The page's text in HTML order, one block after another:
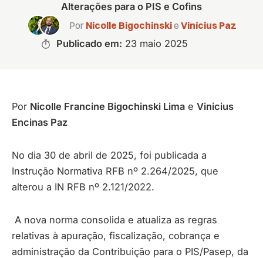
Alterações para o PIS e Cofins
Por Nicolle Bigochinskie Vinícius Paz
Publicado em: 23 maio 2025
Por Nicolle Francine Bigochinski Lima e Vinicius
Encinas Paz
No dia 30 de abril de 2025, foi publicada a
Instrução Normativa RFB nº 2.264/2025, que
alterou a IN RFB nº 2.121/2022.
A nova norma consolida e atualiza as regras
relativas à apuração, fiscalização, cobrança e
administração da Contribuição para o PIS/Pasep, da